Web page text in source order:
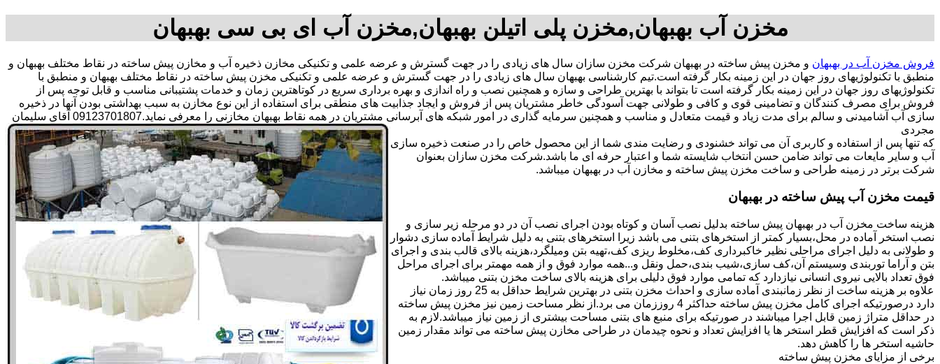
مخزن آب بهبهان,مخزن پلی اتیلن بهبهان,مخزن آب ای بی سی بهبهان
فروش مخزن آب در بهبهان و مخزن پیش ساخته در بهبهان شرکت مخزن سازان سال های زیادی را در جهت گسترش و عرضه علمی و تکنیکی مخازن ذخیره آب و مخازن پیش ساخته در نقاط مختلف بهبهان و
منطبق با تکنولوژیهای روز جهان در این زمینه بکار گرفته است.تیم کارشناسی بهبهان سال های زیادی را در جهت گسترش و عرضه علمی و تکنیکی مخزن پیش ساخته در نقاط مختلف بهبهان و منطبق با
تکنولوژیهای روز جهان در این زمینه بکار گرفته است تا بتواند با بهترین طراحی و سازه و همچنین نصب و راه اندازی و بهره برداری سریع در کوتاهترین زمان و خدمات پشتیبانی مناسب و قابل توجه پس از
فروش برای مصرف کنندگان و تضامینی قوی و کافی و طولانی جهت آسودگی خاطر مشتریان پس از فروش و ایجاد جذابیت های منطقی برای استفاده از این نوع مخازن به سبب بهداشتی بودن آنها در ذخیره
سازی آب آشامیدنی و سالم برای مدت زیاد و قیمت متعادل و مناسب و همچنین سرمایه گذاری در امور شبکه های آبرسانی مشتریان در همه نقاط بهبهان مخازنی را معرفی نماید.09123701807 آقای سلیمان
مجردی
که تنها پس از استفاده و کاربری آن می تواند خشنودی و رضایت مندی شما از این محصول خاص را در صنعت ذخیره سازی
آب و سایر مایعات می تواند ضامن حسن انتخاب شایسته شما و اعتبار حرفه ای ما باشد.شرکت مخزن سازان بعنوان
شرکت برتر در زمینه طراحی و ساخت مخزن پیش ساخته و مخازن آب در بهبهان میباشد.
قیمت مخزن آب پیش ساخته در بهبهان
هزینه ساخت مخزن آب در بهبهان پیش ساخته بدلیل نصب آسان و کوتاه بودن اجرای نصب آن در دو مرحله زیر سازی و
نصب استخر آماده در محل،بسیار کمتر از استخرهای بتنی می باشد زیرا استخرهای بتنی به دلیل شرایط آماده سازی دشوار
و طولانی به دلیل اجرای مراحلی نظیر خاکبرداری کف،مخلوط ریزی کف،تهیه بتن ومیلگرد،هزینه بالای قالب بندی و اجرای
بتن و آراما توربندی وسیستم آن،کف سازی،شیب بندی،حمل ونقل و...همه موارد فوق و از همه مهمتر برای اجرای مراحل
فوق تعداد بالایی نیروی انسانی نیازدارد که تمامی موارد فوق دلیلی برای هزینه بالای ساخت مخزن بتنی میباشد.
علاوه بر هزینه ساخت از نظر زمانبندی آماده سازی و احداث مخزن بتنی در بهترین شرایط حداقل به 25 روز زمان نیاز
دارد درصورتیکه اجرای کامل مخزن پیش ساخته حداکثر 4 روززمان می برد.از نظر مساحت زمین نیز مخزن پیش ساخته
در حداقل متراژ زمین قابل اجرا میباشند در صورتیکه برای منبع های بتنی مساحت بیشتری از زمین نیاز میباشد.لازم به
ذکر است که افزایش قطر استخر ها یا افزایش تعداد و نحوه چیدمان در طراحی مخازن پیش ساخته می تواند مقدار زمین
حاشیه استخر ها را کاهش دهد.
برخی از مزایای مخزن پیش ساخته